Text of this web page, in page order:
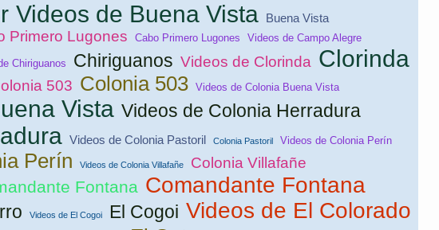
Videos de Buena Vista Buena Vista
Primero Lugones Cabo Primero Lugones Videos de Campo Alegre
Chiriguanos Chiriguanos Videos de Clorinda Clorinda
503 Colonia 503 Videos de Colonia Buena Vista
Vista Videos de Colonia Herradura
Videos de Colonia Pastoril Colonia Pastoril Videos de Colonia Perín
Perín Videos de Colonia Villafañe Colonia Villafañe
Fontana Comandante Fontana
Videos de El Cogoi El Cogoi Videos de El Colorado